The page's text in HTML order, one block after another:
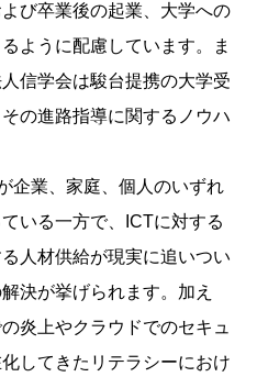
び卒業後の起業、大学への
ように配慮しています。ま
信学会は駿台提携の大学受
の進路指導に関するノウハ
企業、家庭、個人のいずれ
いる一方で、ICTに対する
人材供給が現実に追いつい
決が挙げられます。加え
炎上やクラウドでのセキュ
してきたリテラシーにおけ